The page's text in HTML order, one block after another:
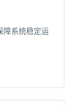
障系统稳定运